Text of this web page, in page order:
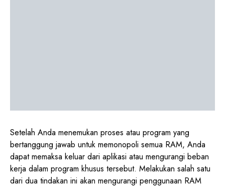
Setelah Anda menemukan proses atau program yang
bertanggung jawab untuk memonopoli semua RAM, Anda
dapat memaksa keluar dari aplikasi atau mengurangi beban
kerja dalam program khusus tersebut. Melakukan salah satu
dari dua tindakan ini akan mengurangi penggunaan RAM